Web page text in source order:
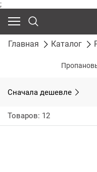
;
Главная Каталог
Сначала дешевле
Товаров: 12